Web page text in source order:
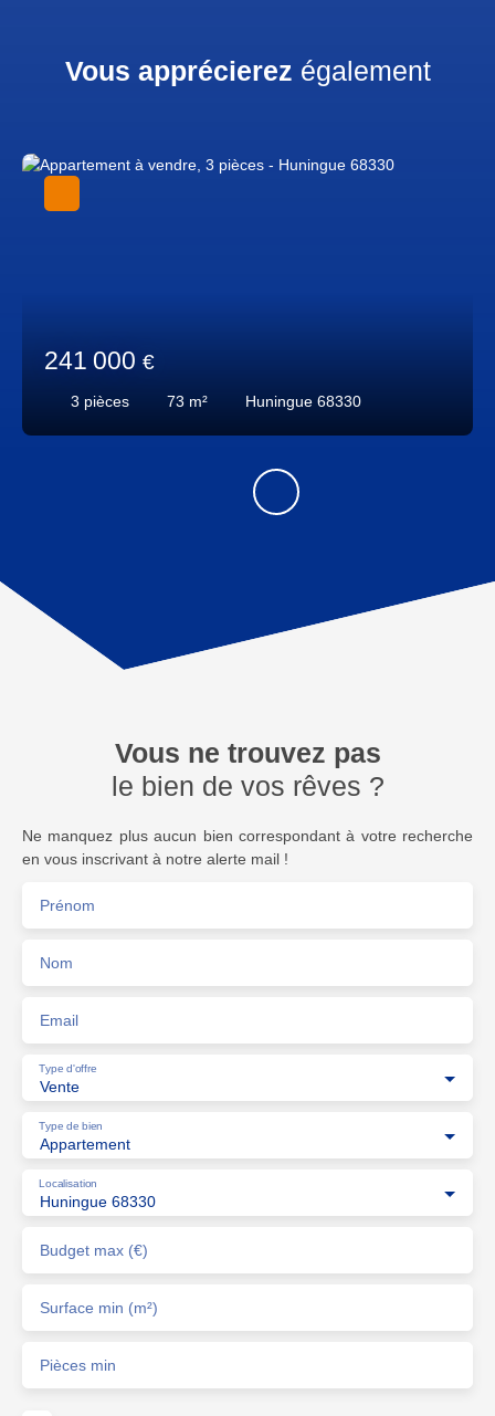
Vous apprécierez également
241 000 €
3 pièces 73 m² Huningue 68330
Vous ne trouvez pas
le bien de vos rêves ?
Ne manquez plus aucun bien correspondant à votre recherche
en vous inscrivant à notre alerte mail !
Prénom
Nom
Email
Vente
Type d'offre
Appartement
Type de bien
Huningue 68330
Localisation
Budget max (€)
Surface min (m²)
Pièces min